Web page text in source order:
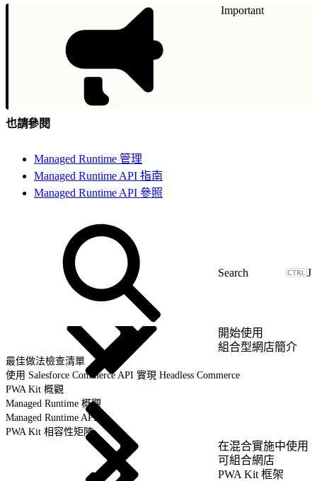
Important
也請參閱
Managed Runtime 管理
Managed Runtime API 指南
Managed Runtime API 參照
J
開始使用
組合型網店簡介
最佳做法檢查清單
使用 Salesforce Commerce API 實現 Headless Commerce
PWA Kit 概觀
Managed Runtime 概觀
Managed Runtime API
PWA Kit 相容性矩陣
在混合實施中使用
可組合網店
PWA Kit 框架